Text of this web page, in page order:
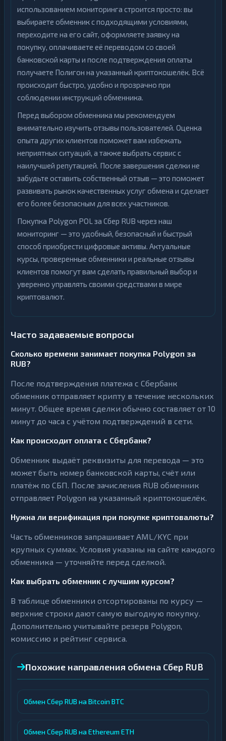
использованием мониторинга строится просто: вы
выбираете обменник с подходящими условиями,
переходите на его сайт, оформляете заявку на
покупку, оплачиваете её переводом со своей
банковской карты и после подтверждения оплаты
получаете Полигон на указанный криптокошелёк. Всё
происходит быстро, удобно и прозрачно при
соблюдении инструкций обменника.
Перед выбором обменника мы рекомендуем
внимательно изучить отзывы пользователей. Оценка
опыта других клиентов поможет вам избежать
неприятных ситуаций, а также выбрать сервис с
наилучшей репутацией. После завершения сделки не
забудьте оставить собственный отзыв — это поможет
развивать рынок качественных услуг обмена и сделает
его более безопасным для всех участников.
Покупка Polygon POL за Сбер RUB через наш
мониторинг — это удобный, безопасный и быстрый
способ приобрести цифровые активы. Актуальные
курсы, проверенные обменники и реальные отзывы
клиентов помогут вам сделать правильный выбор и
уверенно управлять своими средствами в мире
криптовалют.
Часто задаваемые вопросы
Сколько времени занимает покупка Polygon за
RUB?
После подтверждения платежа с Сбербанк
обменник отправляет крипту в течение нескольких
минут. Общее время сделки обычно составляет от 10
минут до часа с учётом подтверждений в сети.
Как происходит оплата с Сбербанк?
Обменник выдаёт реквизиты для перевода — это
может быть номер банковской карты, счёт или
платёж по СБП. После зачисления RUB обменник
отправляет Polygon на указанный криптокошелёк.
Нужна ли верификация при покупке криптовалюты?
Часть обменников запрашивает AML/KYC при
крупных суммах. Условия указаны на сайте каждого
обменника — уточняйте перед сделкой.
Как выбрать обменник с лучшим курсом?
В таблице обменники отсортированы по курсу —
верхние строки дают самую выгодную покупку.
Дополнительно учитывайте резерв Polygon,
комиссию и рейтинг сервиса.
Похожие направления обмена Сбер RUB
Обмен Сбер RUB на Bitcoin BTC
Обмен Сбер RUB на Ethereum ETH